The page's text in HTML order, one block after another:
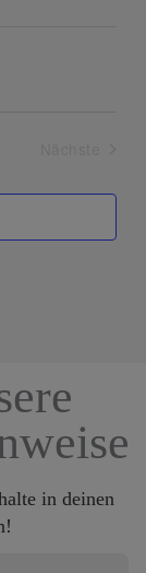
in deinen